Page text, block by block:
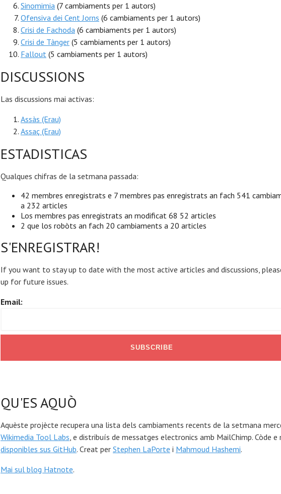
Sinomimia (7 cambiaments per 1 autors)
Ofensiva dei Cent Jorns (6 cambiaments per 1 autors)
Crisi de Fachoda (6 cambiaments per 1 autors)
Crisi de Tànger (5 cambiaments per 1 autors)
Fallout (5 cambiaments per 1 autors)
DISCUSSIONS
Las discussions mai activas:
Assàs (Erau)
Assaç (Erau)
ESTADISTICAS
Qualques chifras de la setmana passada:
42 membres enregistrats e 7 membres pas enregistrats an fach 541
a 232 articles
Los membres pas enregistrats an modificat 68 52 articles
2 que los robòts an fach 20 cambiaments a 20 articles
S'ENREGISTRAR!
If you want to stay up to date with the most active articles and discussions,
up for future issues.
Email:
QU'ES AQUÒ
Aquèste projècte recupera una lista dels cambiaments recents de la setmana
Wikimedia Tool Labs, e distribuís de messatges electronics amb MailChimp. Còde e
disponibles sus GitHub. Creat per Stephen LaPorte i Mahmoud Hashemi.
Mai sul blog Hatnote.